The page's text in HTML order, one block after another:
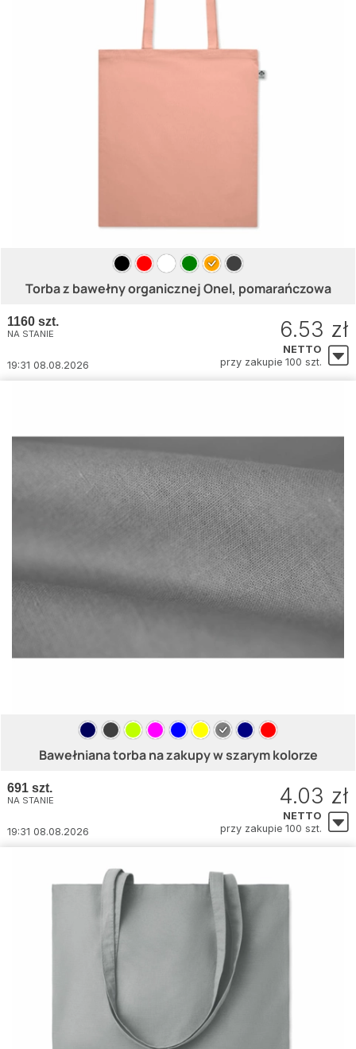
Torba z bawełny organicznej Onel, pomarańczowa
1160 szt.
NA STANIE
19:31 08.08.2026
6.53 zł
NETTO
przy zakupie 100 szt.
Bawełniana torba na zakupy w szarym kolorze
691 szt.
NA STANIE
19:31 08.08.2026
4.03 zł
NETTO
przy zakupie 100 szt.